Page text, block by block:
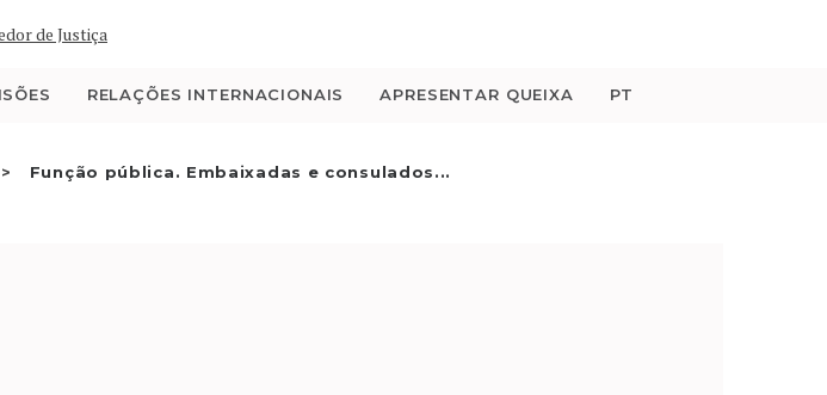
RELAÇÕES INTERNACIONAIS APRESENTAR QUEIXA PT
Função pública. Embaixadas e consulados...
E